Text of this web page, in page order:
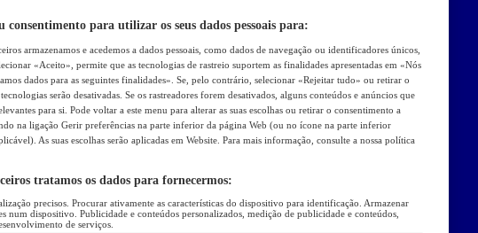
consentimento para utilizar os seus dados pessoais para:
armazenamos e acedemos a dados pessoais, como dados de navegação ou identificadores únicos,
«Aceito», permite que as tecnologias de rastreio suportem as finalidades apresentadas em «Nós
dados para as seguintes finalidades». Se, pelo contrário, selecionar «Rejeitar tudo» ou retirar o
serão desativadas. Se os rastreadores forem desativados, alguns conteúdos e anúncios que
para si. Pode voltar a este menu para alterar as suas escolhas ou retirar o consentimento a
na ligação Gerir preferências na parte inferior da página Web (ou no ícone na parte inferior
As suas escolhas serão aplicadas em Website. Para mais informação, consulte a nossa política
tratamos os dados para fornecermos:
precisos. Procurar ativamente as características do dispositivo para identificação. Armazenar
num dispositivo. Publicidade e conteúdos personalizados, medição de publicidade e conteúdos,
de serviços.